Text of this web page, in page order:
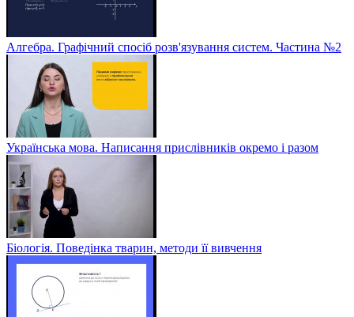
Алгебра. Графічний спосіб розв'язування систем. Частина №2
Українська мова. Написання прислівників окремо і разом
Біологія. Поведінка тварин, методи її вивчення